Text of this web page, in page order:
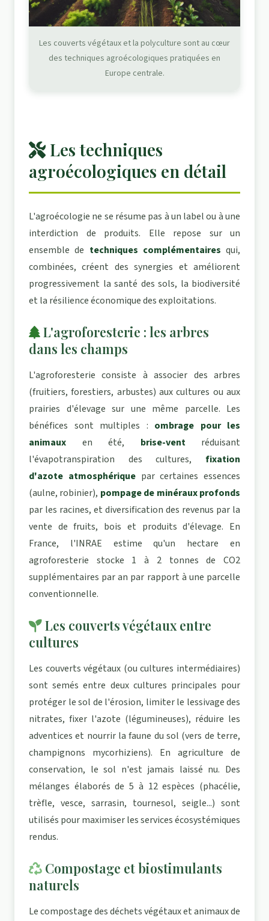
Les couverts végétaux et la polyculture sont au cœur
des techniques agroécologiques pratiquées en
Europe centrale.
Les techniques
agroécologiques en détail
L'agroécologie ne se résume pas à un label ou à une
interdiction de produits. Elle repose sur un
ensemble de techniques complémentaires qui,
combinées, créent des synergies et améliorent
progressivement la santé des sols, la biodiversité
et la résilience économique des exploitations.
L'agroforesterie : les arbres
dans les champs
L'agroforesterie consiste à associer des arbres
(fruitiers, forestiers, arbustes) aux cultures ou aux
prairies d'élevage sur une même parcelle. Les
bénéfices sont multiples : ombrage pour les
animaux en été, brise-ventréduisant
l'évapotranspiration des cultures, fixation
d'azote atmosphériquepar certaines essences
(aulne, robinier), pompage de minéraux profonds
par les racines, et diversification des revenus par la
vente de fruits, bois et produits d'élevage. En
France, l'INRAE estime qu'un hectare en
agroforesterie stocke 1 à 2 tonnes de CO2
supplémentaires par an par rapport à une parcelle
conventionnelle.
Les couverts végétaux entre
cultures
Les couverts végétaux (ou cultures intermédiaires)
sont semés entre deux cultures principales pour
protéger le sol de l'érosion, limiter le lessivage des
nitrates, fixer l'azote (légumineuses), réduire les
adventices et nourrir la faune du sol (vers de terre,
champignons mycorhiziens). En agriculture de
conservation, le sol n'est jamais laissé nu. Des
mélanges élaborés de 5 à 12 espèces (phacélie,
trèfle, vesce, sarrasin, tournesol, seigle...) sont
utilisés pour maximiser les services écosystémiques
rendus.
Compostage et biostimulants
naturels
Le compostage des déchets végétaux et animaux de